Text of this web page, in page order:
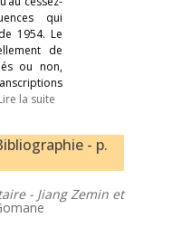
qui
1954. Le
de
ou non,
la suite
- p.
- Jiang Zemin et